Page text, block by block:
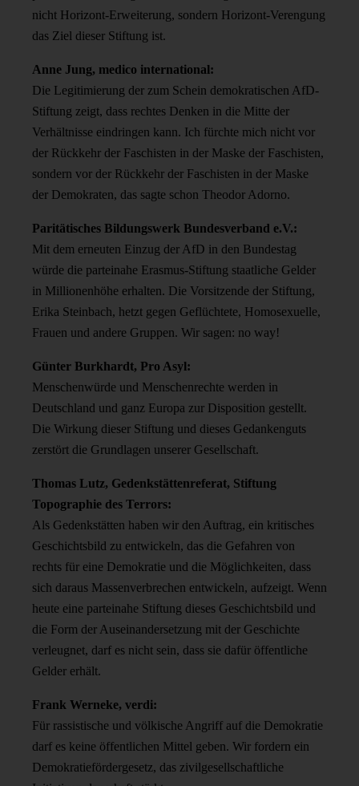
nicht Horizont-Erweiterung, sondern Horizont-Verengung
das Ziel dieser Stiftung ist.
Anne Jung, medico international:
Die Legitimierung der zum Schein demokratischen AfD-
Stiftung zeigt, dass rechtes Denken in die Mitte der
Verhältnisse eindringen kann. Ich fürchte mich nicht vor
der Rückkehr der Faschisten in der Maske der Faschisten,
sondern vor der Rückkehr der Faschisten in der Maske
der Demokraten, das sagte schon Theodor Adorno.
Paritätisches Bildungswerk Bundesverband e.V.:
Mit dem erneuten Einzug der AfD in den Bundestag
würde die parteinahe Erasmus-Stiftung staatliche Gelder
in Millionenhöhe erhalten. Die Vorsitzende der Stiftung,
Erika Steinbach, hetzt gegen Geflüchtete, Homosexuelle,
Frauen und andere Gruppen. Wir sagen: no way!
Günter Burkhardt, Pro Asyl:
Menschenwürde und Menschenrechte werden in
Deutschland und ganz Europa zur Disposition gestellt.
Die Wirkung dieser Stiftung und dieses Gedankenguts
zerstört die Grundlagen unserer Gesellschaft.
Thomas Lutz, Gedenkstättenreferat, Stiftung
Topographie des Terrors:
Als Gedenkstätten haben wir den Auftrag, ein kritisches
Geschichtsbild zu entwickeln, das die Gefahren von
rechts für eine Demokratie und die Möglichkeiten, dass
sich daraus Massenverbrechen entwickeln, aufzeigt. Wenn
heute eine parteinahe Stiftung dieses Geschichtsbild und
die Form der Auseinandersetzung mit der Geschichte
verleugnet, darf es nicht sein, dass sie dafür öffentliche
Gelder erhält.
Frank Werneke, verdi:
Für rassistische und völkische Angriff auf die Demokratie
darf es keine öffentlichen Mittel geben. Wir fordern ein
Demokratiefördergesetz, das zivilgesellschaftliche